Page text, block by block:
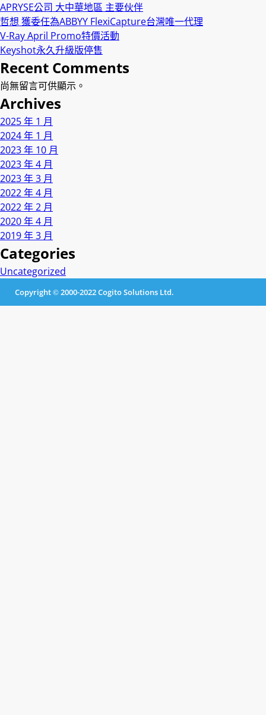
APRYSE公司 大中華地區 主要伙伴
哲想 獲委任為ABBYY FlexiCapture台灣唯一代理
V-Ray April Promo特價活動
Keyshot永久升級版停售
Recent Comments
尚無留言可供顯示。
Archives
2025 年 1 月
2024 年 1 月
2023 年 10 月
2023 年 4 月
2023 年 3 月
2022 年 4 月
2022 年 2 月
2020 年 4 月
2019 年 3 月
Categories
Uncategorized
Copyright © 2000-2022 Cogito Solutions Ltd.